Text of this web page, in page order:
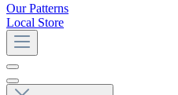
Our Patterns
Local Store